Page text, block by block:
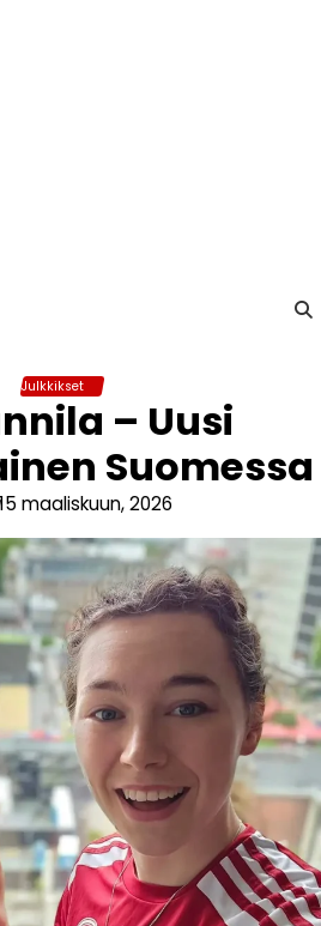
Julkkikset
– Uusi
Suomessa
15 maaliskuun, 2026